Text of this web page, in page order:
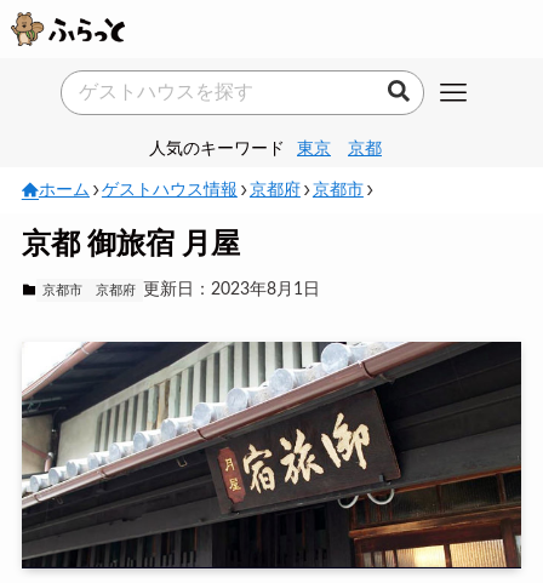
人気のキーワード 東京 京都
ホーム ゲストハウス情報 京都府 京都市
京都 御旅宿 月屋
京都市 京都府 更新日：2023年8月1日